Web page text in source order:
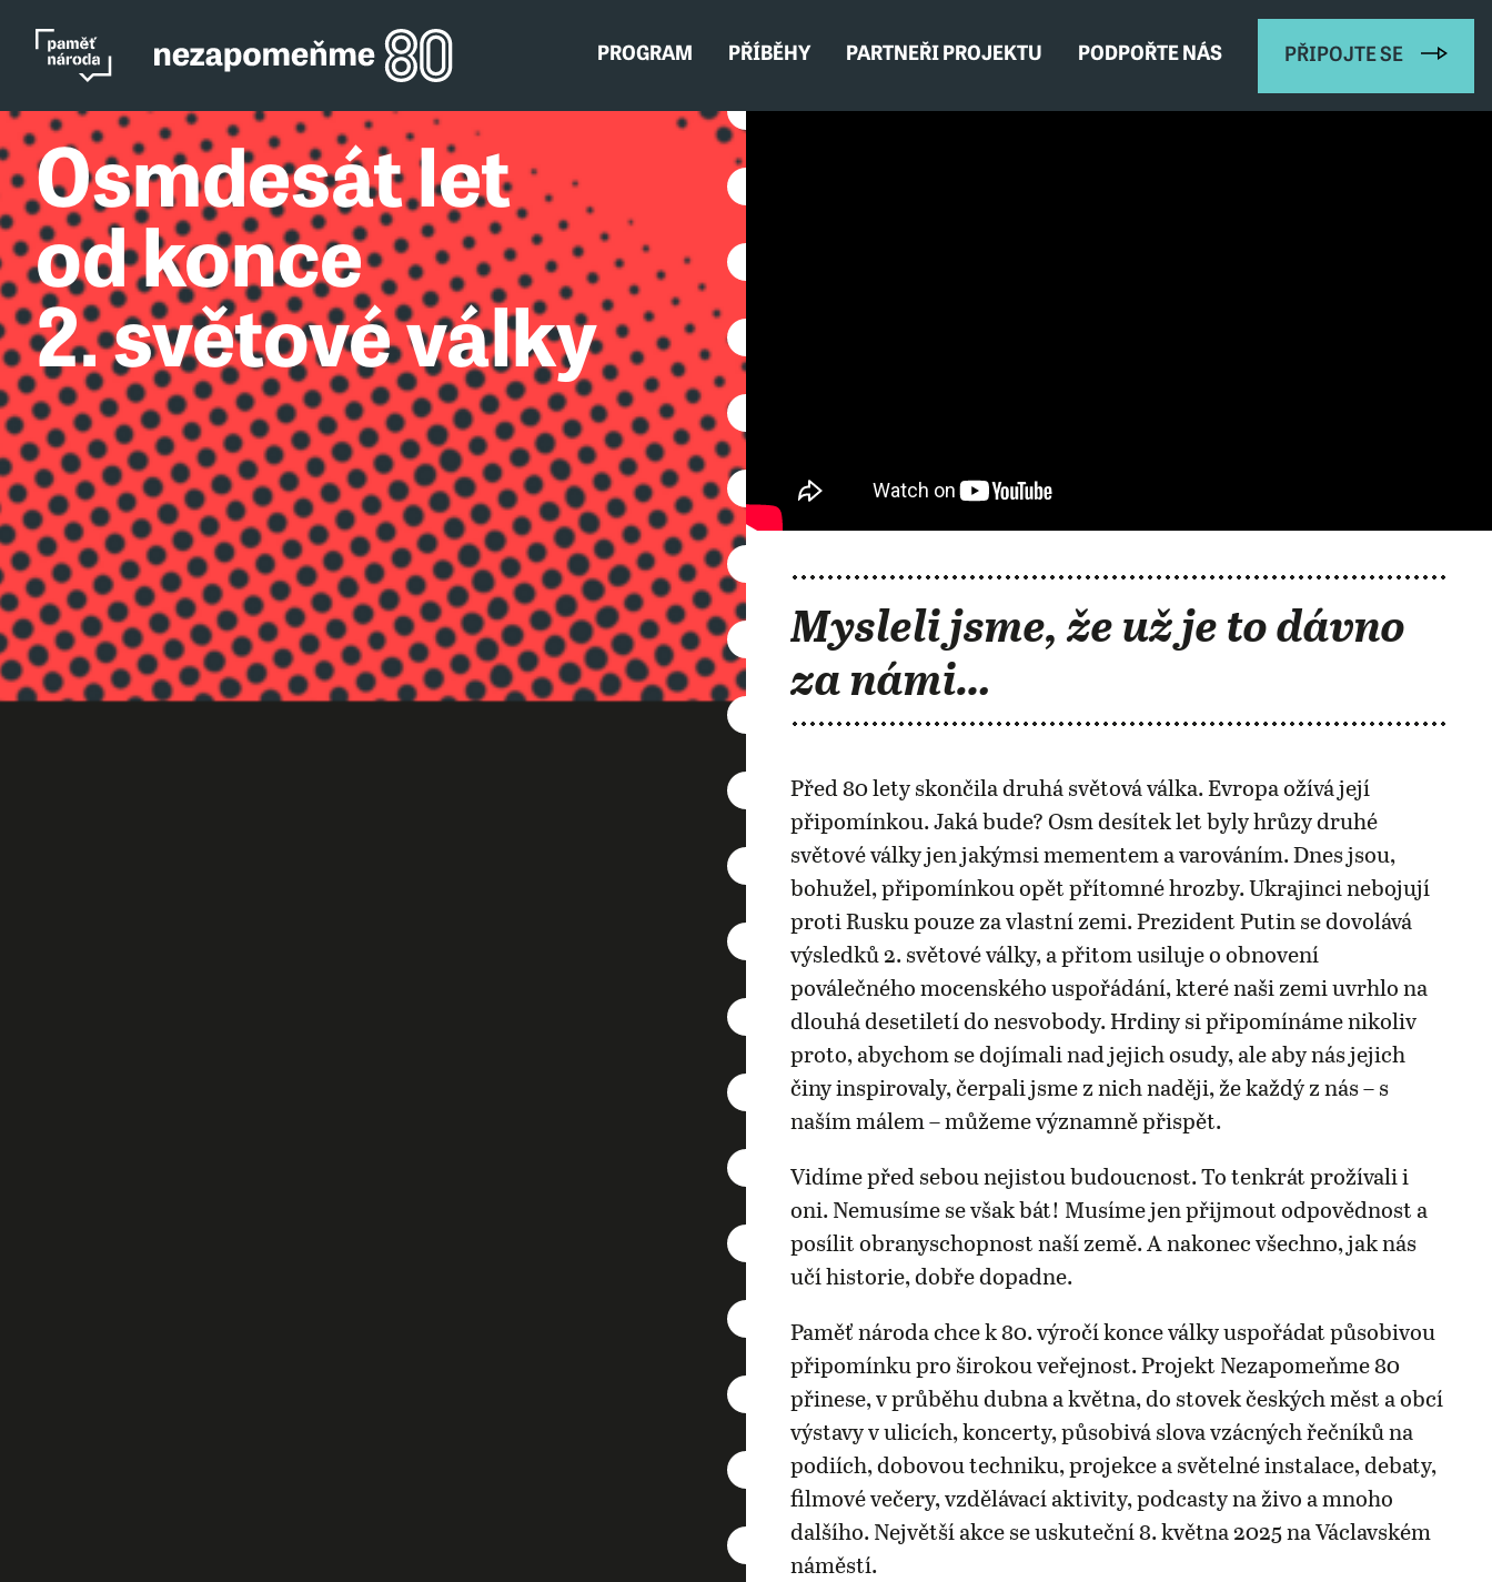
PROGRAM PŘÍBĚHY PARTNEŘI PROJEKTU PODPOŘTE NÁS PŘIPOJTE SE
Osmdesát let
od konce
2. světové války
Mysleli jsme, že už je to dávno
za námi…
Před 80 lety skončila druhá světová válka. Evropa ožívá její
připomínkou. Jaká bude? Osm desítek let byly hrůzy druhé
světové války jen jakýmsi mementem a varováním. Dnes jsou,
bohužel, připomínkou opět přítomné hrozby. Ukrajinci nebojují
proti Rusku pouze za vlastní zemi. Prezident Putin se dovolává
výsledků 2. světové války, a přitom usiluje o obnovení
poválečného mocenského uspořádání, které naši zemi uvrhlo na
dlouhá desetiletí do nesvobody. Hrdiny si připomínáme nikoliv
proto, abychom se dojímali nad jejich osudy, ale aby nás jejich
činy inspirovaly, čerpali jsme z nich naději, že každý z nás – s
naším málem – můžeme významně přispět.
Vidíme před sebou nejistou budoucnost. To tenkrát prožívali i
oni. Nemusíme se však bát! Musíme jen přijmout odpovědnost a
posílit obranyschopnost naší země. A nakonec všechno, jak nás
učí historie, dobře dopadne.
Paměť národa chce k 80. výročí konce války uspořádat působivou
připomínku pro širokou veřejnost. Projekt Nezapomeňme 80
přinese, v průběhu dubna a května, do stovek českých měst a obcí
výstavy v ulicích, koncerty, působivá slova vzácných řečníků na
podiích, dobovou techniku, projekce a světelné instalace, debaty,
filmové večery, vzdělávací aktivity, podcasty na živo a mnoho
dalšího. Největší akce se uskuteční 8. května 2025 na Václavském
náměstí.